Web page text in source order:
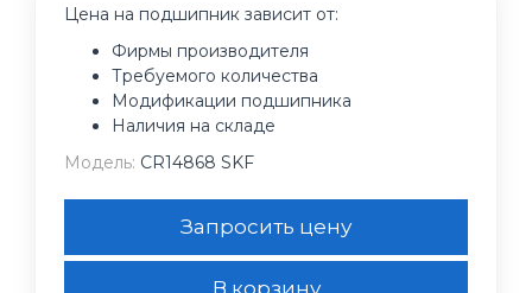
Цена на подшипник зависит от:
Фирмы производителя
Требуемого количества
Модификации подшипника
Наличия на складе
Модель: CR14868 SKF
Запросить цену
В корзину